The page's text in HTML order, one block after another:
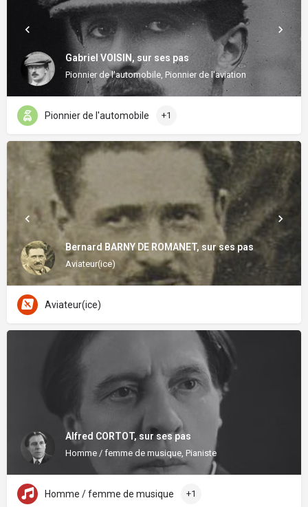
Gabriel VOISIN, sur ses pas
Pionnier de l'automobile, Pionnier de l'aviation
Pionnier de l'automobile +1
Bernard BARNY DE ROMANET, sur ses pas
Aviateur(ice)
Aviateur(ice)
Alfred CORTOT, sur ses pas
Homme / femme de musique, Pianiste
Homme / femme de musique +1